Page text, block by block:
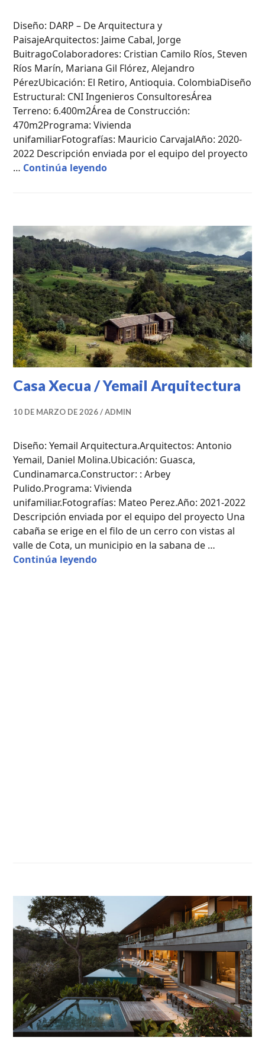
Diseño: DARP – De Arquitectura y
PaisajeArquitectos: Jaime Cabal, Jorge
BuitragoColaboradores: Cristian Camilo Ríos, Steven
Ríos Marín, Mariana Gil Flórez, Alejandro
PérezUbicación: El Retiro, Antioquia. ColombiaDiseño
Estructural: CNI Ingenieros ConsultoresÁrea
Terreno: 6.400m2Área de Construcción:
470m2Programa: Vivienda
unifamiliarFotografías: Mauricio CarvajalAño: 2020-
2022 Descripción enviada por el equipo del proyecto
… Continúa leyendoCasa OT / DARP – De
CAMPO,
PROYECTOS
PROFESIONALES,
UNCATEGORIZED
Casa Xecua / Yemail Arquitectura
10 DE MARZO DE 2026 ADMIN
Diseño: Yemail Arquitectura.Arquitectos: Antonio
Yemail, Daniel Molina.Ubicación: Guasca,
Cundinamarca.Constructor: : Arbey
Pulido.Programa: Vivienda
unifamiliar.Fotografías: Mateo Perez.Año: 2021-2022
Descripción enviada por el equipo del proyecto Una
cabaña se erige en el filo de un cerro con vistas al
valle de Cota, un municipio en la sabana de …
Continúa leyendoCasa Xecua / Yemail Arquitectura
CAMPO,
PROYECTOS
PROFESIONALES,
PUBLICACIONES
DESTACADAS